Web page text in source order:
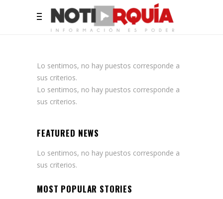
Lo sentimos, no hay puestos corresponde a
sus criterios.
Lo sentimos, no hay puestos corresponde a
sus criterios.
FEATURED NEWS
Lo sentimos, no hay puestos corresponde a
sus criterios.
MOST POPULAR STORIES